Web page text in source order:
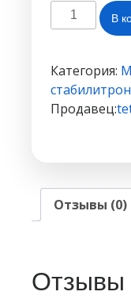
Количество
товара
КР1858ВМ3
В
Категория:
Продавец:
Отзывы (0)
Отзывы